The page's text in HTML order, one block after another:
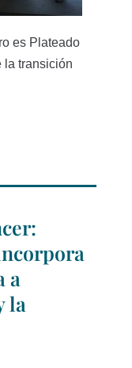
es Plateado
la transición
a
la